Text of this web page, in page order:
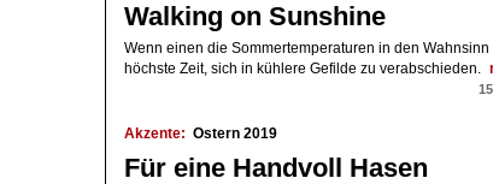
Walking on Sunshine
Wenn einen die Sommertemperaturen in den Wahnsinn
höchste Zeit, sich in kühlere Gefilde zu verabschieden.
Akzente: Ostern 2019
Für eine Handvoll Hasen